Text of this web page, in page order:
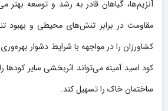
آنزیم‌ها، گیاهان قادر به رشد و توسعه بهتر
مقاومت در برابر تنش‌های محیطی و بهبود
کشاورزان را در مواجهه با شرایط دشوار
کود اسید آمینه می‌تواند اثربخشی سایر کودها
ساختمان خاک را تسهیل کند.